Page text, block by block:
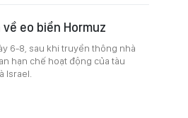
eo biển Hormuz
6-8, sau khi truyền thông nhà
hạn chế hoạt động của tàu
Israel.